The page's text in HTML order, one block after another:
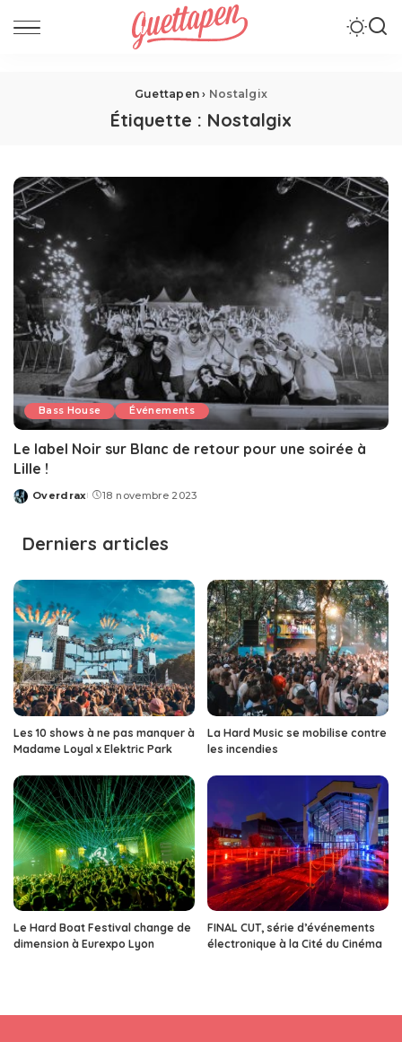
Guettapen › Nostalgix
Étiquette : Nostalgix
Bass House Événements
Le label Noir sur Blanc de retour pour une soirée à
Lille !
Posted
Overdrax 18 novembre 2023
Derniers articles
Les 10 shows à ne pas manquer à
Madame Loyal x Elektric Park
La Hard Music se mobilise contre
les incendies
Le Hard Boat Festival change de
dimension à Eurexpo Lyon
FINAL CUT, série d’événements
électronique à la Cité du Cinéma